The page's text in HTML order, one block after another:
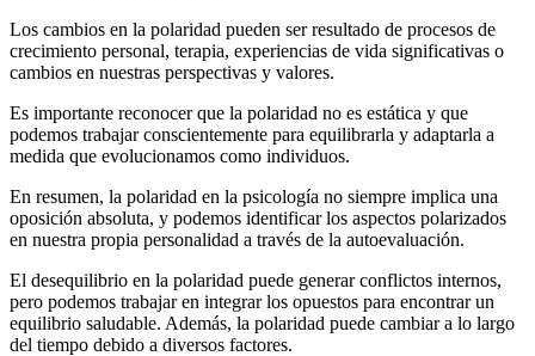
Los cambios en la polaridad pueden ser resultado de procesos de
crecimiento personal, terapia, experiencias de vida significativas o
cambios en nuestras perspectivas y valores.
Es importante reconocer que la polaridad no es estática y que
podemos trabajar conscientemente para equilibrarla y adaptarla a
medida que evolucionamos como individuos.
En resumen, la polaridad en la psicología no siempre implica una
oposición absoluta, y podemos identificar los aspectos polarizados
en nuestra propia personalidad a través de la autoevaluación.
El desequilibrio en la polaridad puede generar conflictos internos,
pero podemos trabajar en integrar los opuestos para encontrar un
equilibrio saludable. Además, la polaridad puede cambiar a lo largo
del tiempo debido a diversos factores.